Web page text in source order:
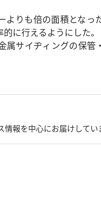
りも倍の面積となっ
に行えるようにした。
サイヂィングの保管
情報を中心にお届けしてい